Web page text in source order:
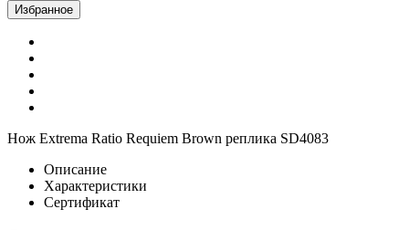
Избранное
Нож Extrema Ratio Requiem Brown реплика SD4083
Описание
Характеристики
Сертификат